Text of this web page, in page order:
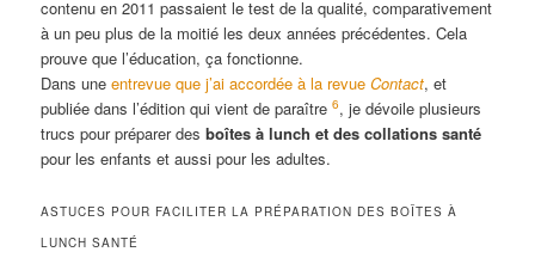
contenu en 2011 passaient le test de la qualité, comparativement
à un peu plus de la moitié les deux années précédentes. Cela
prouve que l’éducation, ça fonctionne.
Dans uneentrevue que j’ai accordée à la revueContact, et
publiée dans l’édition qui vient de paraître6, je dévoile plusieurs
trucs pour préparer desboîtes à lunch et des collations santé
pour les enfants et aussi pour les adultes.
ASTUCES POUR FACILITER LA PRÉPARATION DES BOÎTES À
LUNCH SANTÉ